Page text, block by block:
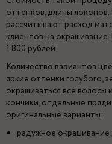
оттенков, длины
рассчитывают расход
клиентов на
1 800 рублей.
Количество вариантов
яркие оттенки голубого,
окрашиваться все волосы
кончики, отдельные
оригинальные варианты:
радужное окрашивание;